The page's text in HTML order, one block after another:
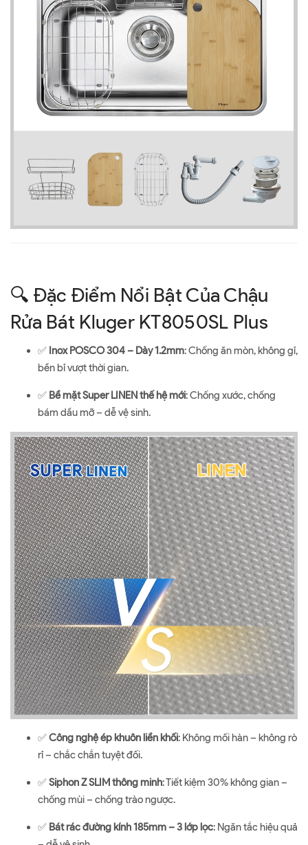
🔍 Đặc Điểm Nổi Bật Của Chậu
Rửa Bát Kluger KT8050SL Plus
✅ Inox POSCO 304 – Dày 1.2mm: Chống ăn mòn, không gỉ,
bền bỉ vượt thời gian.
✅ Bề mặt Super LINEN thế hệ mới: Chống xước, chống
bám dầu mỡ – dễ vệ sinh.
✅Công nghệ ép khuôn liền khối: Không mối hàn – không rò
rỉ – chắc chắn tuyệt đối.
✅Siphon Z SLIM thông minh: Tiết kiệm 30% không gian –
chống mùi – chống trào ngược.
✅ Bát rác đường kính 185mm – 3 lớp lọc: Ngăn tắc hiệu quả